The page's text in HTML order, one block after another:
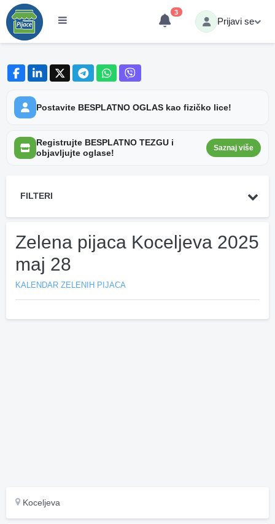
3
Prijavi se
Postavite BESPLATNO OGLAS kao fizičko lice!
Registrujte BESPLATNO TEZGU i
objavljujte oglase!
Saznaj više
FILTERI
Zelena pijaca Koceljeva 2025
maj 28
KALENDAR ZELENIH PIJACA
Koceljeva